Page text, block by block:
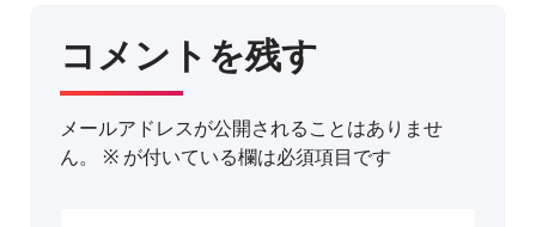
コメントを残す
メールアドレスが公開されることはありませ
ん。
※が付いている欄は必須項目です